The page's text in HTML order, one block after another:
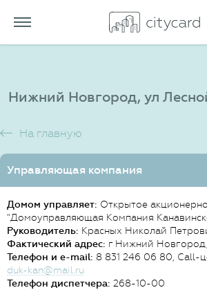
Нижний Новгород, ул
На главную
Управляющая компания
Домом управляет: Открытое
"Домоуправляющая Компания
Руководитель: Красных Николай
Фактический адрес: г Нижний
Телефон и e-mail: 8 831 246 06 80, Call-
duk-kan@mail.ru
Телефон диспетчера: 268-10-00